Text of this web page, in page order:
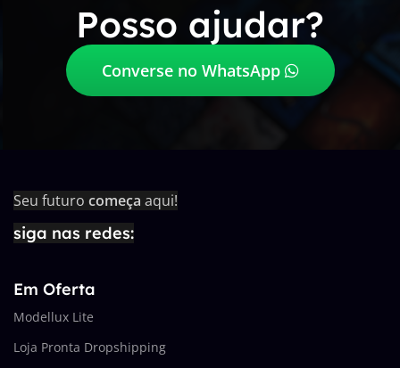
Posso ajudar?
Converse no WhatsApp
Seu futuro começa aqui!
siga nas redes:
Em Oferta
Modellux Lite
Loja Pronta Dropshipping